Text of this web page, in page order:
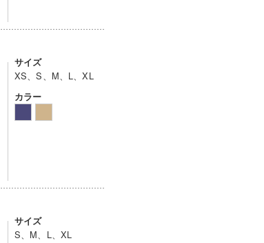
サイズ
XS、S、M、L、XL
カラー
サイズ
S、M、L、XL